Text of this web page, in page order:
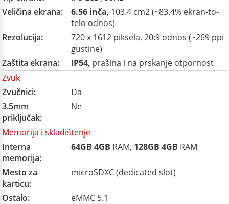
Veličina ekrana:
6.56 inča, 103.4 cm2 (~83.4% ekran-to-
telo odnos)
Rezolucija:
720 x 1612 piksela, 20:9 odnos (~269 ppi
gustine)
Zaštita ekrana:
IP54, prašina i na prskanje otpornost
Zvuk
Zvučnici:
Da
3.5mm
priključak:
Ne
Memorija i skladištenje
Interna
memorija:
64GB 4GB RAM, 128GB 4GB RAM
Mesto za
karticu:
microSDXC (dedicated slot)
Ostalo:
eMMC 5.1